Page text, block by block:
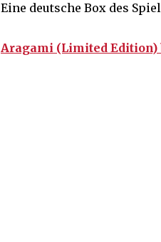
Eine deutsche Box des
Aragami (Limited Edition)